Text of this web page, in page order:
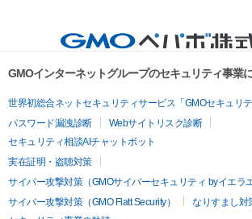
GMOインターネットグループのセキュリティ事業
世界初総合ネットセキュリティサービス「GMOセキュリテ
パスワード漏洩診断
Webサイトリスク診断
セキュリティ相談AIチャットボット
実在証明・盗聴対策
サイバー攻撃対策（GMOサイバーセキュリティ byイエラエ
サイバー攻撃対策（GMO Flatt Security）
なりすまし対